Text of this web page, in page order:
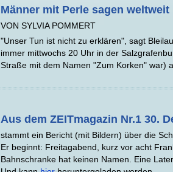
Männer mit Perle sagen weltweit
VON SYLVIA POMMERT
"Unser Tun ist nicht zu erklären", sagt
immer mittwochs 20 Uhr in der
Straße mit dem Namen "Zum Korken" war)
Aus dem ZEITmagazin Nr.1 30.
stammt ein Bericht (mit Bildern) über die
Er beginnt: Freitagabend, kurz vor acht
Bahnschranke hat keinen Namen. Eine